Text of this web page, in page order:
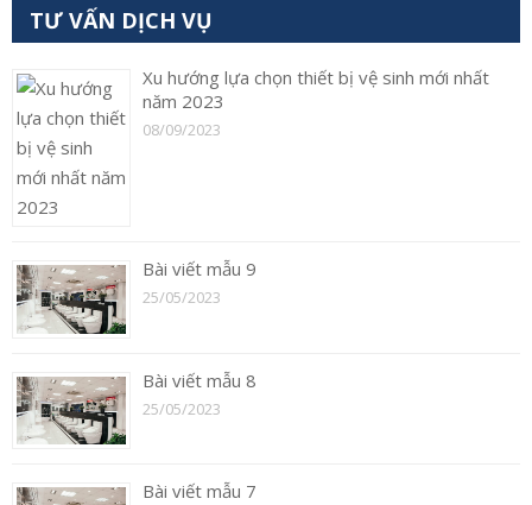
TƯ VẤN DỊCH VỤ
Xu hướng lựa chọn thiết bị vệ sinh mới nhất
năm 2023
08/09/2023
Bài viết mẫu 9
25/05/2023
Bài viết mẫu 8
25/05/2023
Bài viết mẫu 7